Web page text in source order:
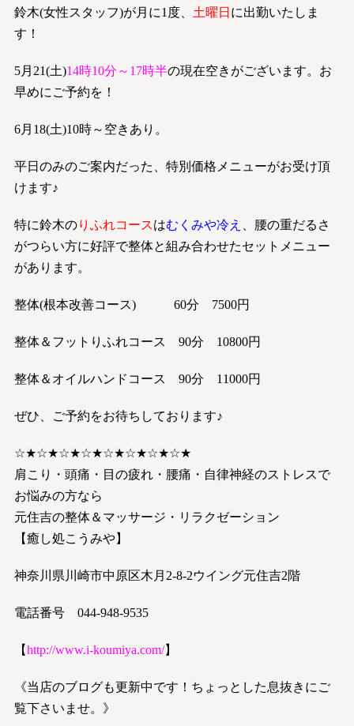
鈴木(女性スタッフ)が月に1度、 土曜日 に出勤いたしま
す！
5月21(土)14時10分～17時半の現在空きがございます。お
早めにご予約を！
6月18(土)10時～空きあり。
平日のみのご案内だった、特別価格メニューがお受け頂
けます♪
特に鈴木のりふれコースはむくみや冷え
、腰の重だるさ
がつらい方に好評で整体と組み合わせたセットメニュー
があります。
整体(根本改善コース) 60分 7500円
整体＆フットりふれコース 90分 10800円
整体＆オイルハンドコース 90分 11000円
ぜひ、ご予約をお待ちしております♪
☆★☆★☆★☆★☆★☆★☆★☆★
肩こり・頭痛・目の疲れ・腰痛・自律神経のストレスで
お悩みの方なら
元住吉の整体＆マッサージ・リラクゼーション
【癒し処こうみや】
神奈川県川崎市中原区木月2-8-2ウイング元住吉2階
電話番号 044-948-9535
【http://www.i-koumiya.com/】
《当店のブログも更新中です！ちょっとした息抜きにご
覧下さいませ。》